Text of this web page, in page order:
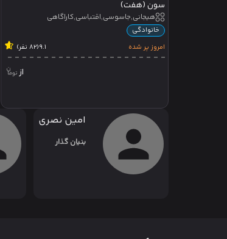
سون (هفت)
هیجانی,جاسوسی,اقتباسی,کاراگاهی
خانوادگی
امروز پر شده
9.1(82 نفر)
از
امین نصری
بنیان گذار